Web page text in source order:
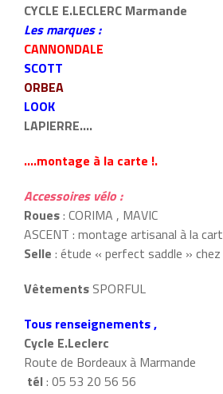
CYCLE E.LECLERC Marmande
Les marques :
CANNONDALE
SCOTT
ORBEA
LOOK
LAPIERRE….
….montage à la carte !.
Accessoires vélo :
Roues: CORIMA , MAVIC
ASCENT : montage artisanal à la
Selle : étude « perfect saddle »
Vêtements SPORFUL
Tous renseignements ,
Cycle E.Leclerc
Route de Bordeaux à Marmande
tél: 05 53 20 56 56